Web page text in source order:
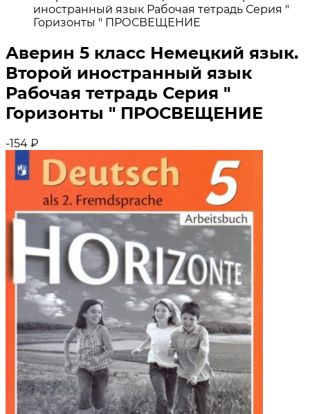
иностранный язык Рабочая тетрадь Серия "
Горизонты " ПРОСВЕЩЕНИЕ
Аверин 5 класс Немецкий язык.
Второй иностранный язык
Рабочая тетрадь Серия "
Горизонты " ПРОСВЕЩЕНИЕ
-154 ₽